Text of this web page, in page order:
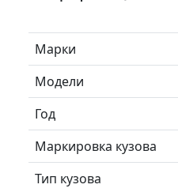
Марки
Модели
Год
Маркировка кузова
Тип кузова